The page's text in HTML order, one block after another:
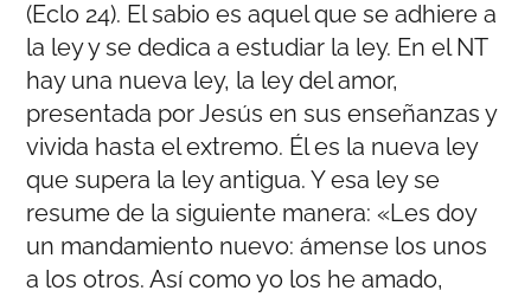
(Eclo 24). El sabio es aquel que se adhiere a
la ley y se dedica a estudiar la ley. En el NT
hay una nueva ley, la ley del amor,
presentada por Jesús en sus enseñanzas y
vivida hasta el extremo. Él es la nueva ley
que supera la ley antigua. Y esa ley se
resume de la siguiente manera: «Les doy
un mandamiento nuevo: ámense los unos
a los otros. Así como yo los he amado,